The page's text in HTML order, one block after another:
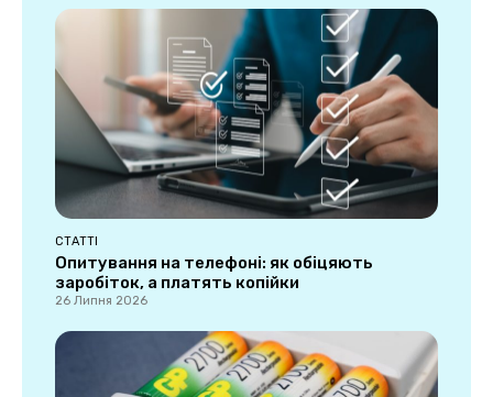
СТАТТІ
Опитування на телефоні: як обіцяють
заробіток, а платять копійки
26 Липня 2026